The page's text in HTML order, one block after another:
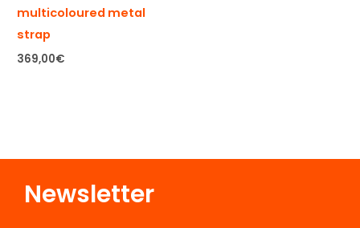
multicoloured metal
strap
369,00€
Newsletter​